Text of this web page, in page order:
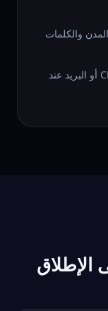
والكلمات
إعداد نماذج تواصل، تحليلات، وربط CRM أو البريد عند
الإطلاق